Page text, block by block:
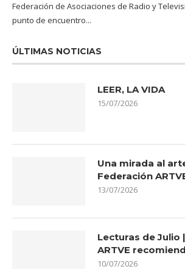
Federación de Asociaciones de Radio y
punto de encuentro...
ÚLTIMAS NOTICIAS
LEER, LA VIDA
15/07/2026
Una mirada al
Federación
13/07/2026
Lecturas de Julio
ARTVE
10/07/2026